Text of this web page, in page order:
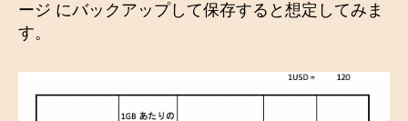
ージ にバックアップして保存すると想定してみま
す。